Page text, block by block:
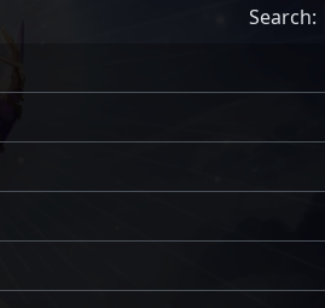
Search: